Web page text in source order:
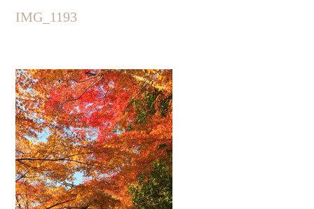
IMG_1193